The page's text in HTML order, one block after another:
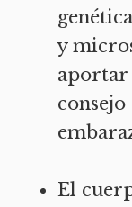
y
aportar
El